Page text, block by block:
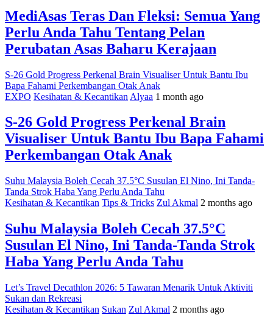
MediAsas Teras Dan Fleksi: Semua Yang
Perlu Anda Tahu Tentang Pelan
Perubatan Asas Baharu Kerajaan
S-26 Gold Progress Perkenal Brain Visualiser Untuk Bantu Ibu
Bapa Fahami Perkembangan Otak Anak
EXPO Kesihatan & Kecantikan Alyaa 1 month ago
S-26 Gold Progress Perkenal Brain
Visualiser Untuk Bantu Ibu Bapa Fahami
Perkembangan Otak Anak
Suhu Malaysia Boleh Cecah 37.5°C Susulan El Nino, Ini Tanda-
Tanda Strok Haba Yang Perlu Anda Tahu
Kesihatan & Kecantikan Tips & Tricks Zul Akmal 2 months ago
Suhu Malaysia Boleh Cecah 37.5°C
Susulan El Nino, Ini Tanda-Tanda Strok
Haba Yang Perlu Anda Tahu
Let’s Travel Decathlon 2026: 5 Tawaran Menarik Untuk Aktiviti
Sukan dan Rekreasi
Kesihatan & Kecantikan Sukan Zul Akmal 2 months ago